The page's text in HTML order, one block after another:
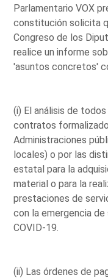
Parlamentario VOX
constitución solicita
Congreso de los
realice un informe
'asuntos concretos'
(i) El análisis de
contratos
Administraciones
locales) o por las
estatal para la
material o para la
prestaciones de
con la emergencia
COVID-19.
(ii) Las órdenes de